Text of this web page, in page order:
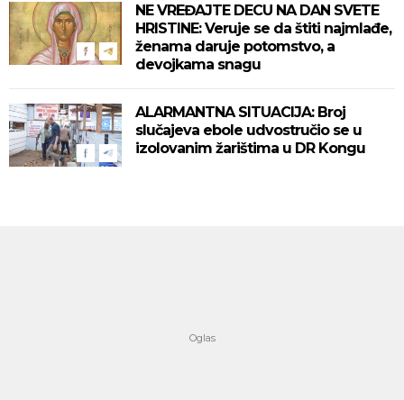
NE VREĐAJTE DECU NA DAN SVETE
HRISTINE: Veruje se da štiti najmlađe,
ženama daruje potomstvo, a
devojkama snagu
ALARMANTNA SITUACIJA: Broj
slučajeva ebole udvostručio se u
izolovanim žarištima u DR Kongu